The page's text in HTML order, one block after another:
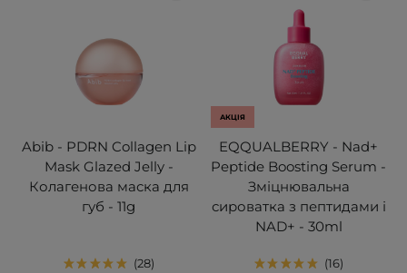
Abib - PDRN Collagen Lip
Mask Glazed Jelly -
Колагенова маска для
губ - 11g
28
АКЦІЯ
EQQUALBERRY - Nad+
Peptide Boosting Serum -
Зміцнювальна
сироватка з пептидами і
NAD+ - 30ml
16